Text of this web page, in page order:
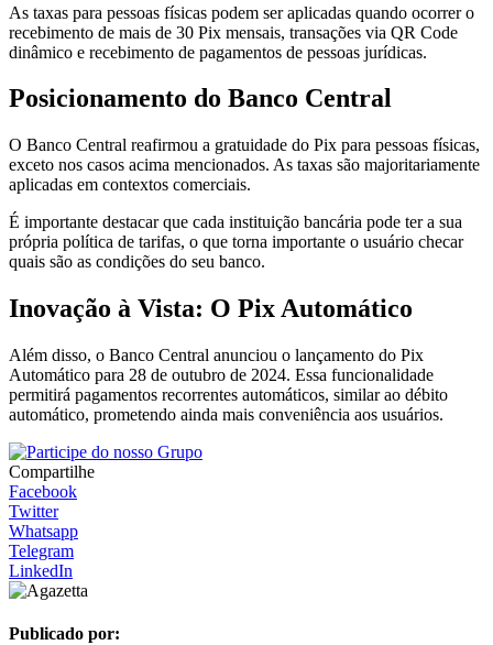
As taxas para pessoas físicas podem ser aplicadas quando ocorrer o
recebimento de mais de 30 Pix mensais, transações via QR Code
dinâmico e recebimento de pagamentos de pessoas jurídicas.
Posicionamento do Banco Central
O Banco Central reafirmou a gratuidade do Pix para pessoas físicas,
exceto nos casos acima mencionados. As taxas são majoritariamente
aplicadas em contextos comerciais.
É importante destacar que cada instituição bancária pode ter a sua
própria política de tarifas, o que torna importante o usuário checar
quais são as condições do seu banco.
Inovação à Vista: O Pix Automático
Além disso, o Banco Central anunciou o lançamento do Pix
Automático para 28 de outubro de 2024. Essa funcionalidade
permitirá pagamentos recorrentes automáticos, similar ao débito
automático, prometendo ainda mais conveniência aos usuários.
Compartilhe
Facebook
Twitter
Whatsapp
Telegram
LinkedIn
Publicado por: